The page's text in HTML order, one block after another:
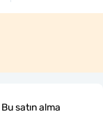
Bu satın alma